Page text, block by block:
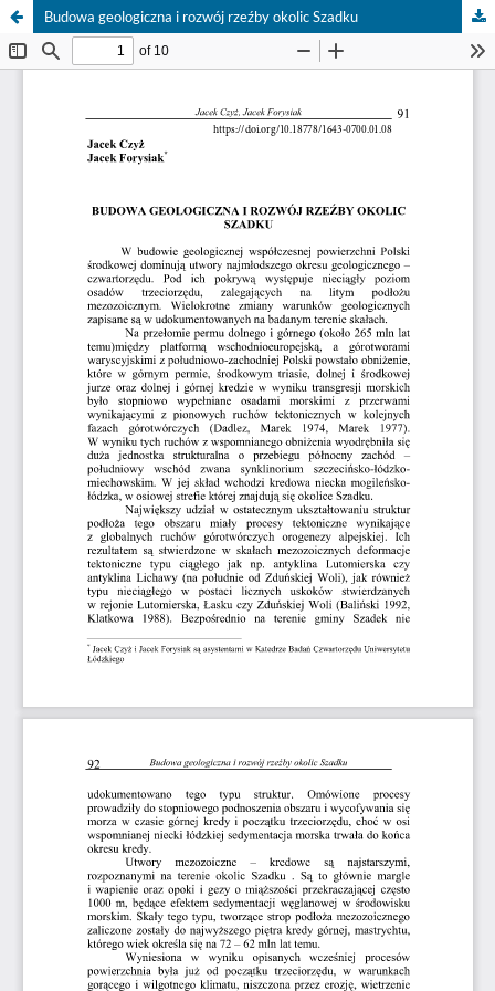
Budowa geologiczna i rozwój rzeźby okolic Szadku